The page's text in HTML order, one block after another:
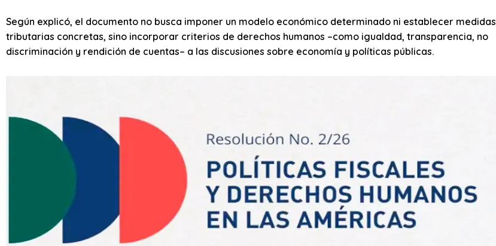
Según explicó, el documento no busca imponer un modelo económico determinado ni establecer medidas
tributarias concretas, sino incorporar criterios de derechos humanos –como igualdad, transparencia, no
discriminación y rendición de cuentas– a las discusiones sobre economía y políticas públicas.